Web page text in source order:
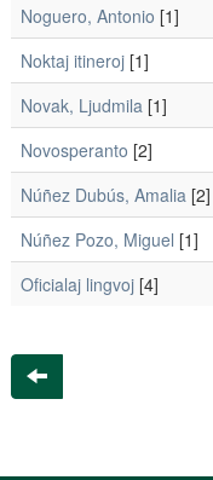
Noguero, Antonio [1]
Noktaj itineroj[1]
Novak, Ljudmila[1]
Novosperanto [2]
Núñez Dubús, Amalia[2]
Núñez Pozo, Miguel [1]
Oficialaj lingvoj[4]